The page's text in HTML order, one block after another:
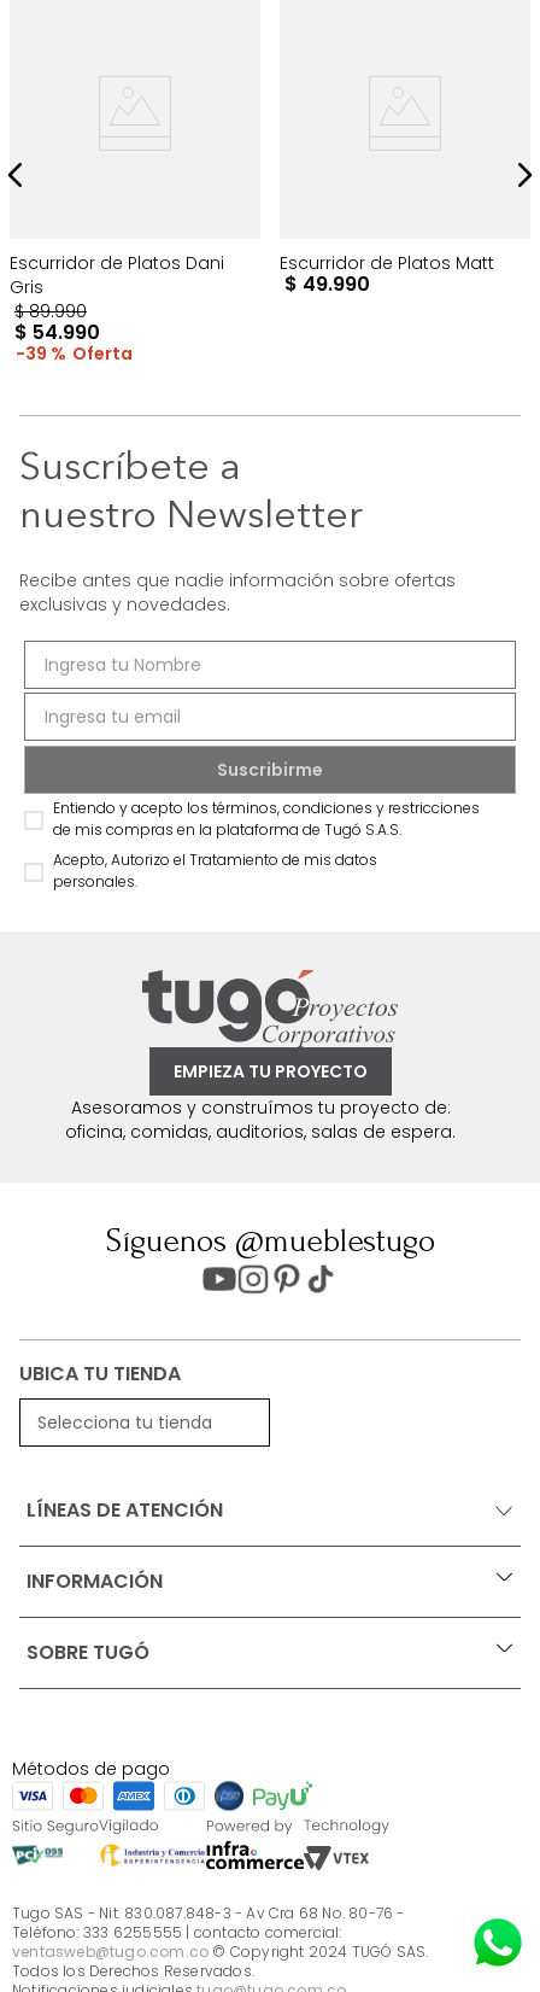
Escurridor de Platos Dani
Gris
$ 89.990
$ 54.990
39 %
Escurridor de Platos Matt
$ 49.990
Suscríbete a
nuestro Newsletter
Recibe antes que nadie información sobre ofertas
exclusivas y novedades.
Entiendo y acepto los términos, condiciones y restricciones
de mis compras en la plataforma de Tugó S.A.S.
Acepto, Autorizo el Tratamiento de mis datos
personales.
EMPIEZA TU PROYECTO
Asesoramos y construímos tu proyecto de:
oficina, comidas, auditorios, salas de espera.
Síguenos @mueblestugo
UBICA TU TIENDA
Selecciona tu tienda
LÍNEAS DE ATENCIÓN
INFORMACIÓN +
Ofertas vigentes
Términos, condiciones y restricciones para productos
S.A.S
Términos, condiciones y restricciones Tugó S.A.S
Instructivo cuidado de muebles
Sé parte de Tugó
¿Quiénes somos?
Servicio al cliente
SOBRE TUGÓ +
¿Quieres vender en Tugó?
Métodos de pago
Tugo SAS - Nit. 830.087.848-3 - Av Cra 68 No. 80-76 -
Teléfono: 333 6255555 | contacto comercial:
ventasweb@tugo.com.co © Copyright 2024 TUGÓ SAS.
Todos los Derechos Reservados.